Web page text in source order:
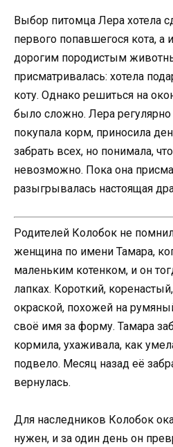
Выбор питомца Лера хотела
первого попавшегося кота, а
дорогим породистым
присматривалась: хотела
коту. Однако решиться на
было сложно. Лера
покупала корм, приносила
забрать всех, но понимала,
невозможно. Пока она
разыгрывалась настоящая
Родителей Колобок не
женщина по имени Тамара,
маленьким котенком, и он
лапках. Короткий,
окраской, похожей на
своё имя за форму. Тамара
кормила, ухаживала, как
подвело. Месяц назад её
вернулась.
Для наследников Колобок
нужен, и за один день он